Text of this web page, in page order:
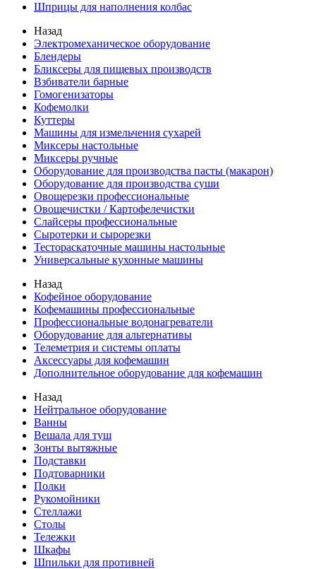
Шприцы для наполнения колбас
Назад
Электромеханическое оборудование
Блендеры
Бликсеры для пищевых производств
Взбиватели барные
Гомогенизаторы
Кофемолки
Куттеры
Машины для измельчения сухарей
Миксеры настольные
Миксеры ручные
Оборудование для производства пасты (макарон)
Оборудование для производства суши
Овощерезки профессиональные
Овощечистки / Картофелечистки
Слайсеры профессиональные
Сыротерки и сырорезки
Тестораскаточные машины настольные
Универсальные кухонные машины
Назад
Кофейное оборудование
Кофемашины профессиональные
Профессиональные водонагреватели
Оборудование для альтернативы
Телеметрия и системы оплаты
Аксессуары для кофемашин
Дополнительное оборудование для кофемашин
Назад
Нейтральное оборудование
Ванны
Вешала для туш
Зонты вытяжные
Подставки
Подтоварники
Полки
Рукомойники
Стеллажи
Столы
Тележки
Шкафы
Шпильки для противней